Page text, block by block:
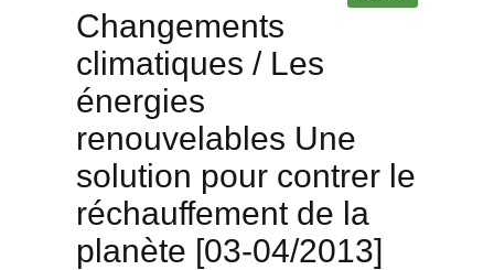
Changements
climatiques / Les
énergies
renouvelables Une
solution pour contrer le
réchauffement de la
planète [03-04/2013]